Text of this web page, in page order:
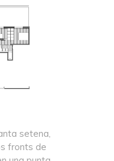
setena,
fronts de